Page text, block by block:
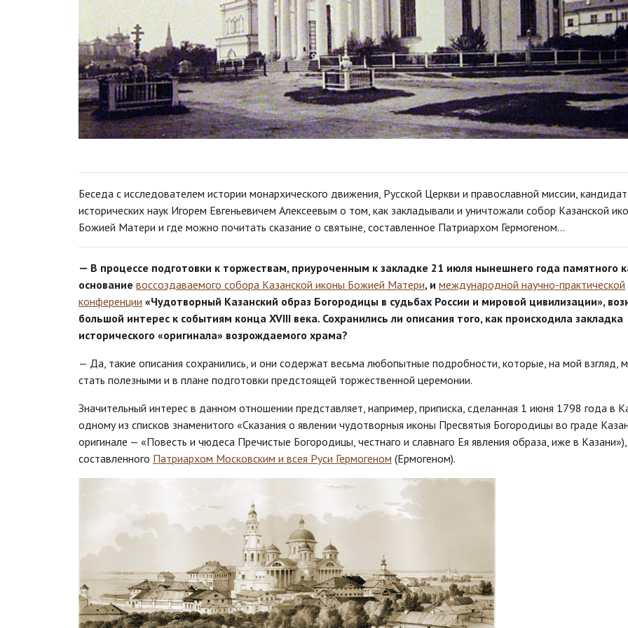
Беседа с исследователем истории монархического движения, Русской Церкви и православной миссии,
исторических наук Игорем Евгеньевичем Алексеевым о том, как закладывали и уничтожали собор Казанской
Божией Матери и где можно почитать сказание о святыне, составленное Патриархом Гермогеном…
— В процессе подготовки к торжествам, приуроченным к закладке 21 июля нынешнего года памятного
основание воссоздаваемого собора Казанской иконы Божией Матери, и международной научно-практической
конференции «Чудотворный Казанский образ Богородицы в судьбах России и мировой цивилизации»,
большой интерес к событиям конца XVIII века. Сохранились ли описания того, как происходила закладка
исторического «оригинала» возрождаемого храма?
— Да, такие описания сохранились, и они содержат весьма любопытные подробности, которые, на мой взгляд,
стать полезными и в плане подготовки предстоящей торжественной церемонии.
Значительный интерес в данном отношении представляет, например, приписка, сделанная 1 июня 1798 года в
одному из списков знаменитого «Сказания о явлении чудотворныя иконы Пресвятыя Богородицы во граде
оригинале — «Повесть и чюдеса Пречистые Богородицы, честнаго и славнаго Ея явления образа, иже в Казани»),
составленного Патриархом Московским и всея Руси Гермогеном (Ермогеном).